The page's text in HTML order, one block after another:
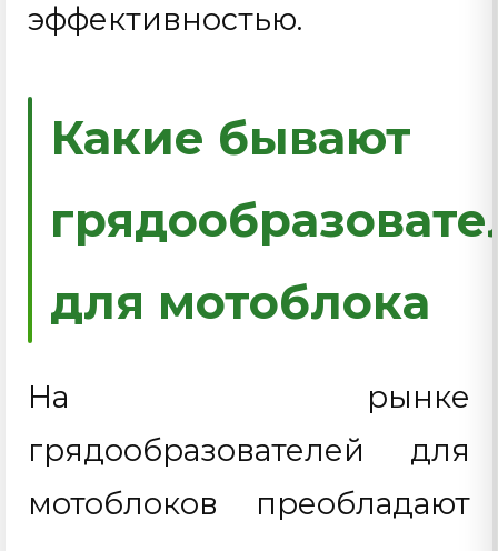
эффективностью.
Какие бывают
для мотоблока
На рынке
грядообразователей для
мотоблоков преобладают